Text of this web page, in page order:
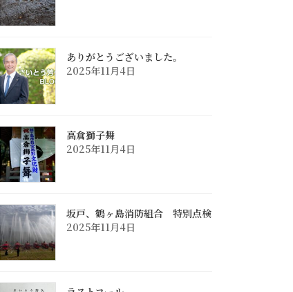
ありがとうございました。
2025年11月4日
高倉獅子舞
2025年11月4日
坂戸、鶴ヶ島消防組合 特別点検
2025年11月4日